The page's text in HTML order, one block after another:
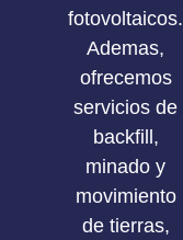
fotovoltaicos.
Ademas,
ofrecemos
servicios de
backfill,
minado y
movimiento
de tierras,